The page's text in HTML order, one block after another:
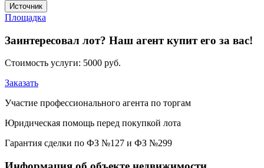
Источник
Площадка
Заинтересовал лот? Наш агент купит его за вас!
Стоимость услуги: 5000 руб.
Заказать
Участие профессионального агента по торгам
Юридическая помощь перед покупкой лота
Гарантия сделки по ФЗ №127 и ФЗ №299